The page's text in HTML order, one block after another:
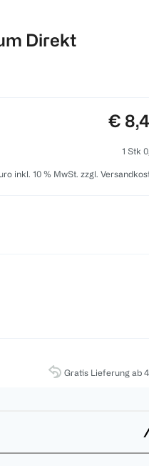
Direkt
€
1 Stk
inkl. 10 % MwSt. zzgl.
Gratis Lieferung ab